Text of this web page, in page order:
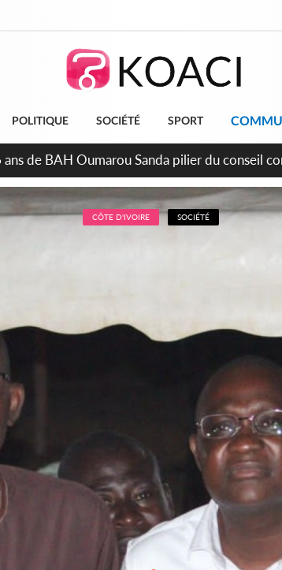
POLITIQUE SOCIÉTÉ SPORT
plusieurs véhicules mis en fourrière pour
CÔTE D'IVOIRE SOCIÉTÉ